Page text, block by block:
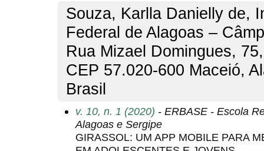
Souza, Karlla Danielly de,
Federal de Alagoas –
Rua Mizael Domingues,
CEP 57.020-600 Maceió,
Brasil
v. 10, n. 1 (2020) - ERBASE - Escola
Alagoas e Sergipe
GIRASSOL: UM APP MOBILE PARA